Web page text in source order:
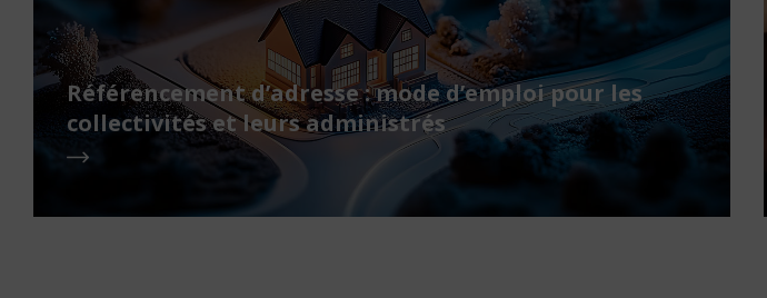
Référencement d’adresse : mode d’emploi pour les
collectivités et leurs administrés